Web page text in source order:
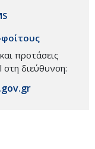
προτάσεις
διεύθυνση: